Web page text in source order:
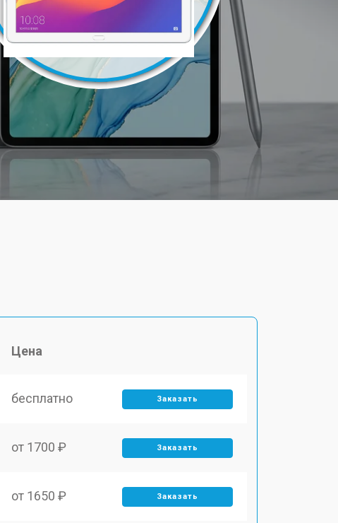
Цена
бесплатно Заказать
от 1700 ₽ Заказать
от 1650 ₽ Заказать